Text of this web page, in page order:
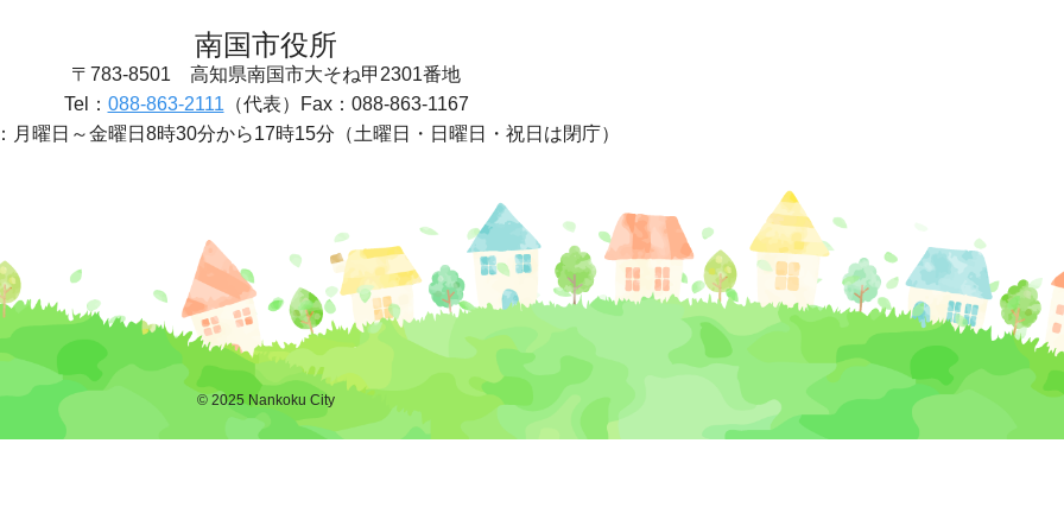
南国市役所
〒783-8501 高知県南国市大そね甲2301番地
Tel： 088-863-2111 （代表）
Fax：088-863-1167
月曜日～金曜日8時30分から17時15分 （土曜日・日曜日・祝日は閉庁）
© 2025 Nankoku City